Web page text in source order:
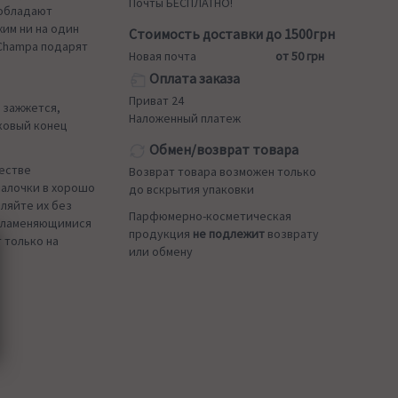
ни на один
подарят
зажжется,
конец
в хорошо
их без
на
Стоимость доставки до 1500грн
Новая почта от 50 грн
Оплата заказа
Приват 24
Наложенный платеж
Обмен/возврат товара
Возврат товара возможен только
до вскрытия упаковки
Парфюмерно-косметическая
продукция не подлежит возврату
или обмену